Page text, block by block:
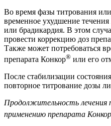
Во время фазы титрования
временное ухудшение
или брадикардия. В этом
провести коррекцию доз
Также может потребоваться
препарата Конкор® или его
После стабилизации
повторное титрование дозы
Продолжительность лечения
применению препарата Конкор